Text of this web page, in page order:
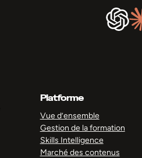
Platforme
Vue d’ensemble
Gestion de la formation
Skills Intelligence
Marché des contenus